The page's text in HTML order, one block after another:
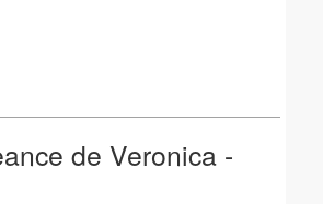
de Veronica -